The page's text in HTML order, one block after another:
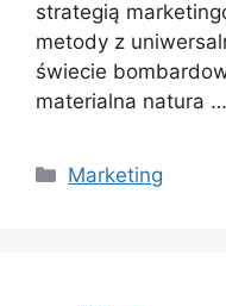
strategią
metody z
świecie
materialna natura …
Categories
Marketing